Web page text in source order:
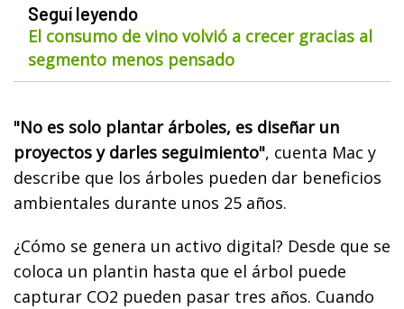
Seguí leyendo
El consumo de vino volvió a crecer gracias al
segmento menos pensado
"No es solo plantar árboles, es diseñar un
proyectos y darles seguimiento", cuenta Mac y
describe que los árboles pueden dar beneficios
ambientales durante unos 25 años.
¿Cómo se genera un activo digital? Desde que se
coloca un plantin hasta que el árbol puede
capturar CO2 pueden pasar tres años. Cuando